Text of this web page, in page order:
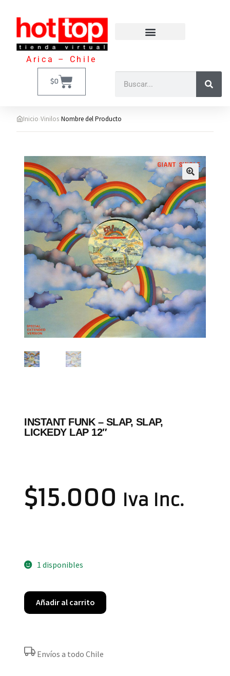
Arica – Chile
$0
Inicio›Vinilos›Nombre del Producto
INSTANT FUNK ‎– SLAP, SLAP,
LICKEDY LAP 12″
$15.000 Iva Inc.
1 disponibles
Añadir al carrito
Envíos a todo Chile